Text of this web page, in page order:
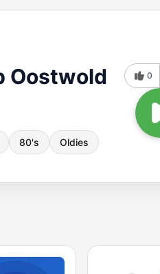
Oostwold
80's Oldies
0